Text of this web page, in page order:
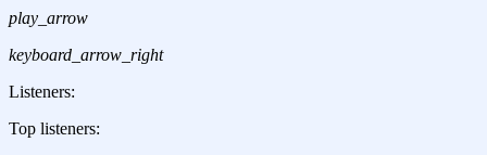
play_arrow
keyboard_arrow_right
Listeners:
Top listeners: